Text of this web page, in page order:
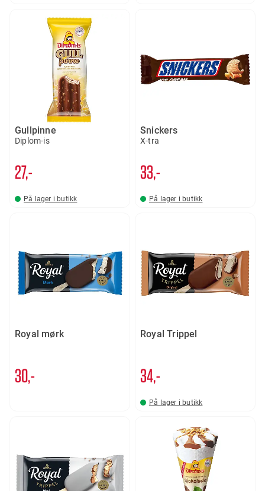
Gullpinne
Diplom-is
27,-
På lager i butikk
Snickers
X-tra
33,-
På lager i butikk
Royal mørk
30,-
Royal Trippel
34,-
På lager i butikk